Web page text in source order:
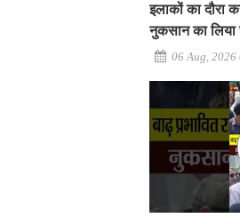
इलाकों का दौरा
नुकसान का लिया
06 Aug, 2026